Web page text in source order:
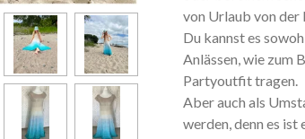
von Urlaub von der
Du kannst es
Anlässen, wie zum
Partyoutfit tragen.
Aber auch als
werden, denn es ist